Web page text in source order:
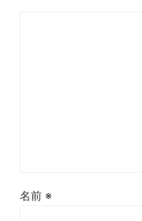
名前 ※